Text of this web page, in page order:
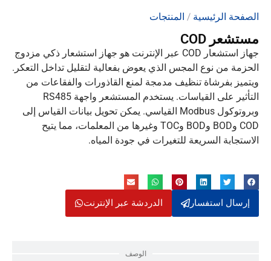
الصفحة الرئيسية / المنتجات
مستشعر COD
جهاز استشعار COD عبر الإنترنت هو جهاز استشعار ذكي مزدوج
الحزمة من نوع المجس الذي يعوض بفعالية لتقليل تداخل التعكر.
ويتميز بفرشاة تنظيف مدمجة لمنع القاذورات والفقاعات من
التأثير على القياسات. يستخدم المستشعر واجهة RS485
وبروتوكول Modbus القياسي. يمكن تحويل بيانات القياس إلى
COD وBOD وBOD وTOC وغيرها من المعلمات، مما يتيح
الاستجابة السريعة للتغيرات في جودة المياه.
إرسال استفسار الدردشة عبر الإنترنت
الوصف